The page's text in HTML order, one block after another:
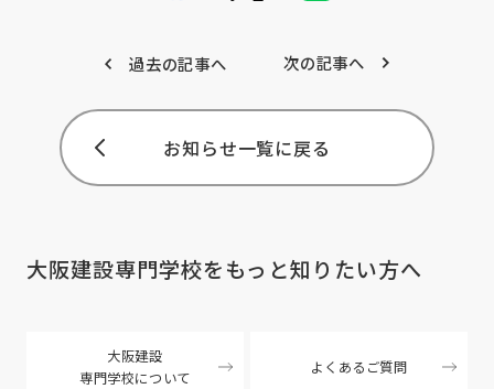
過去の記事へ 次の記事へ
お知らせ一覧に戻る
大阪建設専門学校をもっと知りたい方へ
大阪建設
専門学校について
よくあるご質問